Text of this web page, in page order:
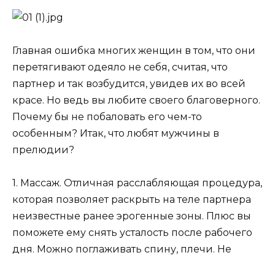
Главная ошибка многих женщин в том, что они
перетягивают одеяло не себя, считая, что
партнер и так возбудится, увидев их во всей
красе. Но ведь вы любите своего благоверного.
Почему бы не побаловать его чем-то
особенным? Итак, что любят мужчины в
прелюдии?
1. Массаж. Отличная расслабляющая процедура,
которая позволяет раскрыть на теле партнера
неизвестные ранее эрогенные зоны. Плюс вы
поможете ему снять усталость после рабочего
дня. Можно поглаживать спину, плечи. Не